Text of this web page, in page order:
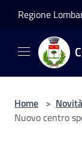
Regione
Home > Novità
Nuovo centro